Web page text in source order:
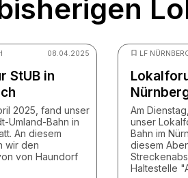
08.04.2025
StUB in
2025, fand unser
Umland-Bahn in
An diesem
wir den
von Haundorf
LF
Am
unser
Bahn im
diesem
Haltestelle